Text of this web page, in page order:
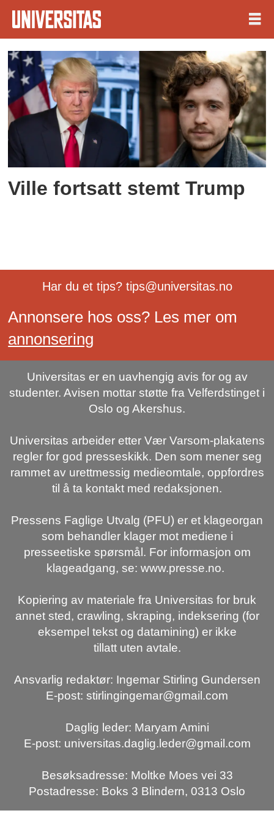
Tag:
konservative
studenter
Ville fortsatt stemt Trump
Har du et tips? tips@universitas.no
Annonsere hos oss? Les mer om
annonsering
Universitas er en uavhengig avis for og av
studenter. Avisen mottar støtte fra Velferdstinget i
Oslo og Akershus.
Universitas arbeider etter Vær Varsom-plakatens
regler for god presseskikk. Den som mener seg
rammet av urettmessig medieomtale, oppfordres
til å ta kontakt med redaksjonen.
Pressens Faglige Utvalg (PFU) er et klageorgan
som behandler klager mot mediene i
presseetiske spørsmål. For informasjon om
klageadgang, se: www.presse.no.
Kopiering av materiale fra Universitas for bruk
annet sted, crawling, skraping, indeksering (for
eksempel tekst og datamining) er ikke
tillatt uten avtale.
Ansvarlig redaktør: Ingemar Stirling Gundersen
E-post: stirlingingemar@gmail.com
Daglig leder: Maryam Amini
E-post: universitas.daglig.leder@gmail.com
Besøksadresse: Moltke Moes vei 33
Postadresse: Boks 3 Blindern, 0313 Oslo